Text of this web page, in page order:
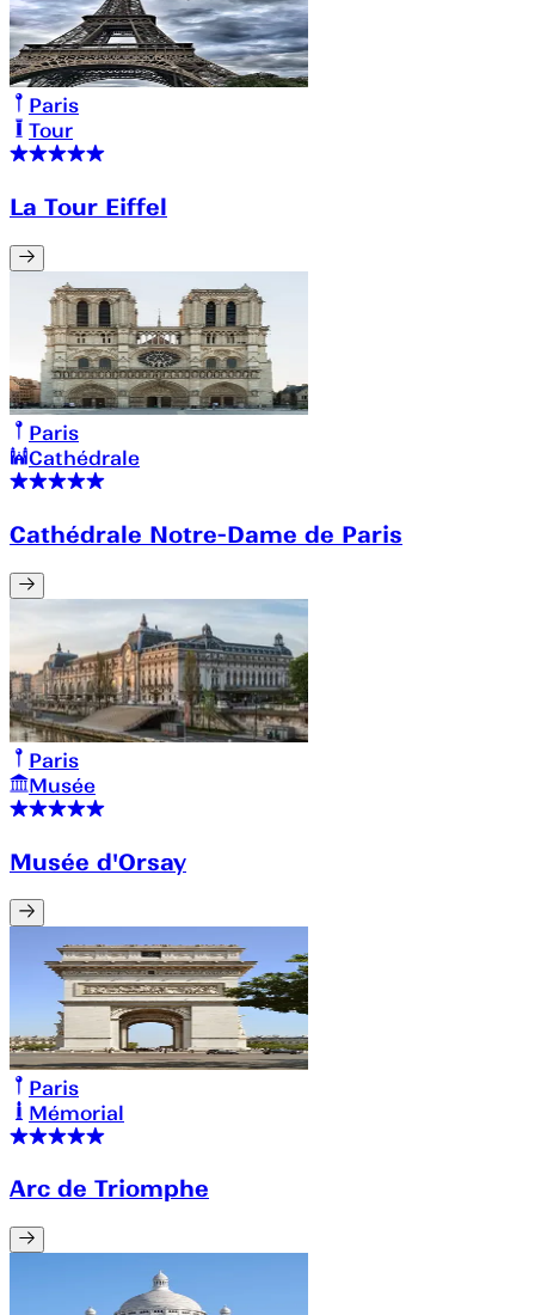
Paris
Tour
La Tour Eiffel
Paris
Cathédrale
Cathédrale Notre-Dame de Paris
Paris
Musée
Musée d'Orsay
Paris
Mémorial
Arc de Triomphe